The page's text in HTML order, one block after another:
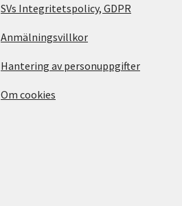
SVs Integritetspolicy, GDPR
Anmälningsvillkor
Hantering av personuppgifter
Om cookies